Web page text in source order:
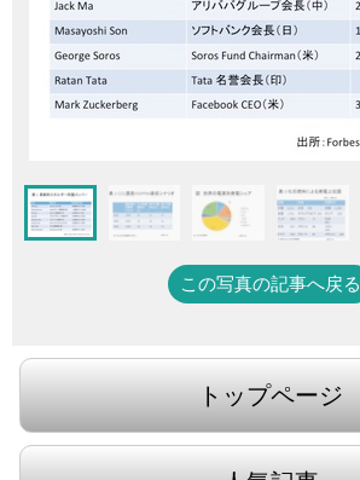
この写真の記事へ戻る
トップページ